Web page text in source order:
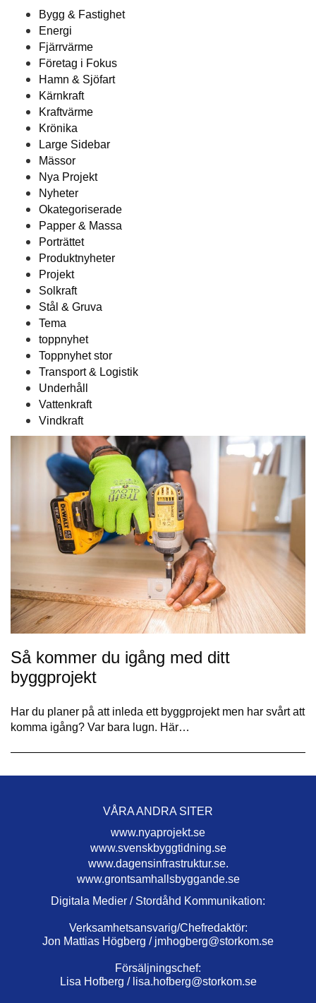
Bygg & Fastighet
Energi
Fjärrvärme
Företag i Fokus
Hamn & Sjöfart
Kärnkraft
Kraftvärme
Krönika
Large Sidebar
Mässor
Nya Projekt
Nyheter
Okategoriserade
Papper & Massa
Porträttet
Produktnyheter
Projekt
Solkraft
Stål & Gruva
Tema
toppnyhet
Toppnyhet stor
Transport & Logistik
Underhåll
Vattenkraft
Vindkraft
Så kommer du igång med ditt
byggprojekt
Har du planer på att inleda ett byggprojekt men har svårt att
komma igång? Var bara lugn. Här…
VÅRA ANDRA SITER
www.nyaprojekt.se
www.svenskbyggtidning.se
www.dagensinfrastruktur.se.
www.grontsamhallsbyggande.se
Digitala Medier / Stordåhd Kommunikation:
Verksamhetsansvarig/Chefredaktör:
Jon Mattias Högberg / jmhogberg@storkom.se
Försäljningschef:
Lisa Hofberg / lisa.hofberg@storkom.se